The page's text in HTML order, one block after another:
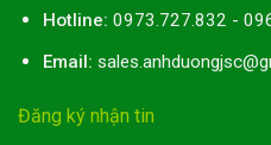
Hotline: 0973.727.832 -
Email:
Đăng ký nhận tin